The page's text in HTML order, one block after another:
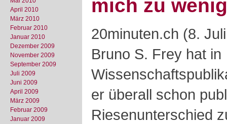
April 2010
März 2010
Februar 2010
Januar 2010
Dezember 2009
November 2009
September 2009
Juli 2009
Juni 2009
April 2009
März 2009
Februar 2009
Januar 2009
mich zu
20minuten.ch (8.
Bruno S. Frey hat in
er überall schon
Riesenunterschied